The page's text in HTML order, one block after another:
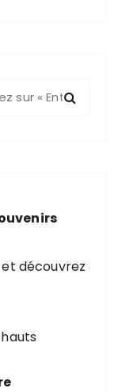
découvrez